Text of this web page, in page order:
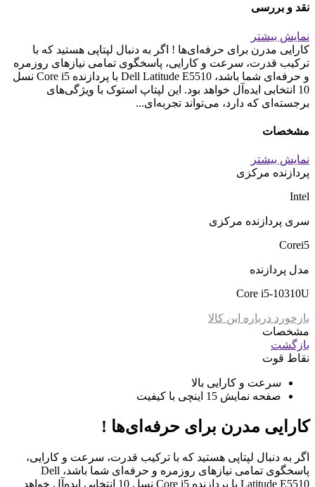
نقد و بررسی
نمایش بیشتر
کارایی مدرن برای حرفه‌ای‌ها ! اگر به دنبال لپتاپی هستید که با
ترکیب قدرت، سرعت و کارایی، پاسخگوی تمامی نیازهای روزمره
و حرفه‌ای شما باشد، Dell Latitude E5510 با پردازنده Core i5 نسل
10 انتخابی ایده‌آل خواهد بود. این لپتاپ استوک با ویژگی‌های
برجسته‌ای که دارد، می‌تواند تجربه‌ای...
مشخصات
نمایش بیشتر
پردازنده مرکزی
Intel
سری پردازنده مرکزی
Corei5
مدل پردازنده
Core i5-10310U
بازخورد درباره این کالا
مشخصات
بازگشت
نقاط قوت
سرعت و کارایی بالا
صفحه نمایش 15 اینچی با کیفیت
کارایی مدرن برای حرفه‌ای‌ها !
اگر به دنبال لپتاپی هستید که با ترکیب قدرت، سرعت و کارایی،
پاسخگوی تمامی نیازهای روزمره و حرفه‌ای شما باشد، Dell
Latitude E5510 با پردازنده Core i5 نسل 10 انتخابی ایده‌آل خواهد